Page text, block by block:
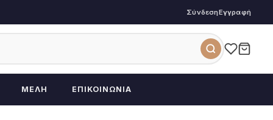
ΣύνδεσηΕγγραφή
ΜΈΛΗ ΕΠΙΚΟΙΝΩΝΊΑ